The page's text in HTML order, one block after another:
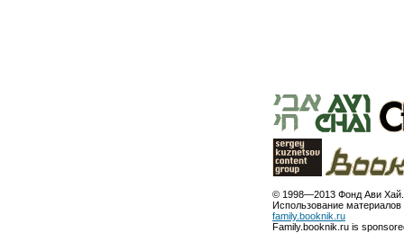
© 1998—2013 Фонд Ави
Использование
family.booknik.ru
Family.booknik.ru is